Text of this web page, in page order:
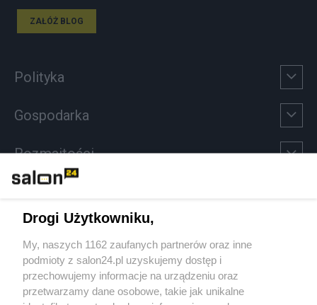
ZAŁÓŻ BLOG
Polityka
Gospodarka
Rozmaitości
Sport
Społeczeństwo
Drogi Użytkowniku,
My, naszych 1162 zaufanych partnerów oraz inne
podmioty z salon24.pl uzyskujemy dostęp i
przechowujemy informacje na urządzeniu oraz
przetwarzamy dane osobowe, takie jak unikalne